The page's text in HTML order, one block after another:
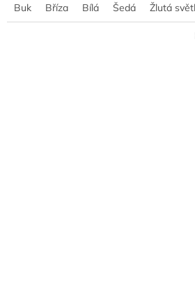
Buk Bříza Bílá Šedá Žlutá